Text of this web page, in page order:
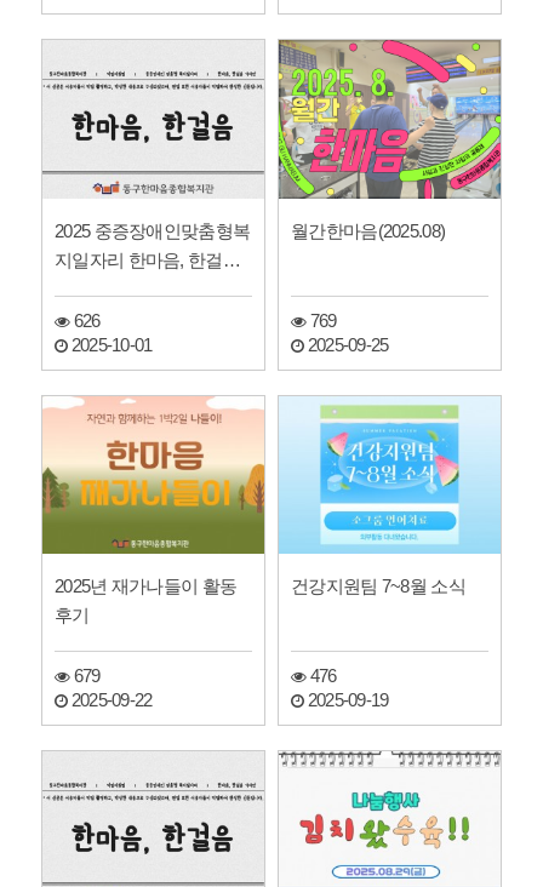
2025 중증장애인맞춤형복
지일자리 한마음, 한걸음
626
2025-10-01
월간한마음(2025.08)
769
2025-09-25
2025년 재가나들이 활동
후기
679
2025-09-22
건강지원팀 7~8월 소식
476
2025-09-19